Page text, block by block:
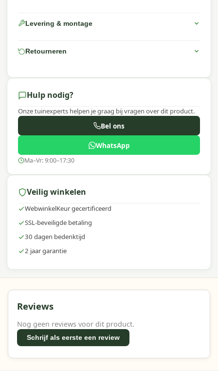
Levering & montage
Retourneren
Hulp nodig?
Onze tuinexperts helpen je graag bij vragen over dit product.
Bel ons
WhatsApp
Ma–Vr: 9:00–17:30
Veilig winkelen
WebwinkelKeur gecertificeerd
SSL-beveiligde betaling
30 dagen bedenktijd
2 jaar garantie
Reviews
Nog geen reviews voor dit product.
Schrijf als eerste een review